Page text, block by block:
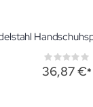
Rating:
0%
36,87 €